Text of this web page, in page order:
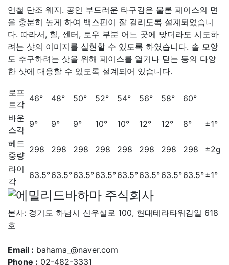
연철 단조 웨지. 공인 부드러운 타구감은 물론 페이스의 면
을 충분히 높게 하여 백스핀이 잘 걸리도록 설계되었습니
다. 따라서, 힐, 센터, 토우 부분 어느 곳에 맞더라도 시도하
려는 샷의 이미지를 실현할 수 있도록 하였습니다. 솔 모양
도 추구하려는 삿을 위해 페이스를 열거나 닫는 등의 다양
한 샷에 대응할 수 있도록 설계되어 있습니다.
로프
트각
46° 48° 50° 52° 54° 56° 58°
60°
바운
스각
9° 9° 9° 10° 10° 12° 12° 8°
±1°
헤드
중량
298 298 298 298 298 298 298 298
±2g
라이
각
63.5°63.5°63.5°63.5°63.5°63.5°63.5°63.5°±1°
본사: 경기도 하남시 신우실로 100, 현대테라타워감일 618
호
Email : bahama_@naver.com
Phone : 02-482-3331